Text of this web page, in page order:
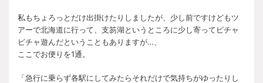
私もちょろっとだけ出掛けたりしましたが、少し前ですけどもツ
アーで北海道に行って、支笏湖というところに少し寄ってピチャ
ピチャ遊んだということもありますが…、
ここでお便りを1通。
「急行に乗らず各駅にしてみたらそれだけで気持ちがゆったりし